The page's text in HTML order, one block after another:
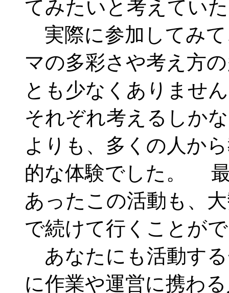
てみたいと考えてい
実際に参加してみ
マの多彩さや考え方
とも少なくありませ
それぞれ考えるしか
よりも、多くの人か
的な体験でした。
あったこの活動も、
で続けて行くことが
あなたにも活動す
に作業や運営に携わ